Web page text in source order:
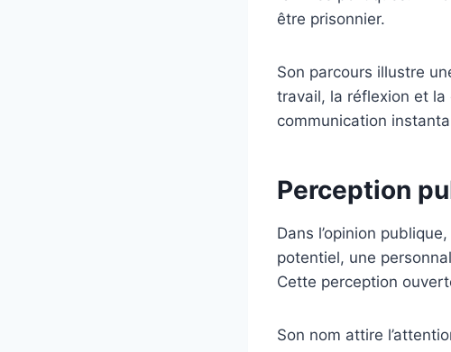
être prisonnier.
Son parcours illustre
travail, la réflexion et
communication
Perception
Dans l’opinion
potentiel, une
Cette perception
Son nom attire